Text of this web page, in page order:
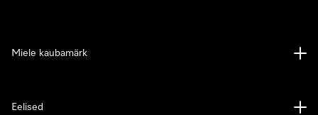
Miele kaubamärk
Eelised